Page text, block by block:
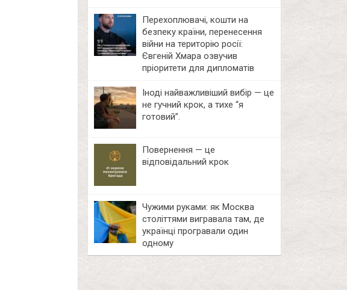
Перехоплювачі, кошти на
безпеку країни, перенесення
війни на територію росії:
Євгеній Хмара озвучив
пріоритети для дипломатів
Іноді найважливіший вибір — це
не гучний крок, а тихе “я
готовий”.
Повернення — це
відповідальний крок
Чужими руками: як Москва
століттями вигравала там, де
українці програвали один
одному